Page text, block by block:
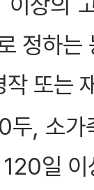
정하
또는
두, 소
일